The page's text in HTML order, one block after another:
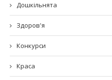
Дошкільнята
Здоров'я
Конкурси
Краса